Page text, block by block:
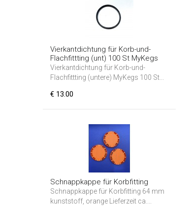
Vierkantdichtung für Korb-und-
Flachfittting (unt) 100 St MyKegs
Vierkantdichtung für Korb-und-
Flachfittting (untere) MyKegs 100 St...
€ 13.00
Schnappkappe für Korbfitting
Schnappkappe für Korbfitting 64 mm
kunststoff, orange Lieferzeit ca....